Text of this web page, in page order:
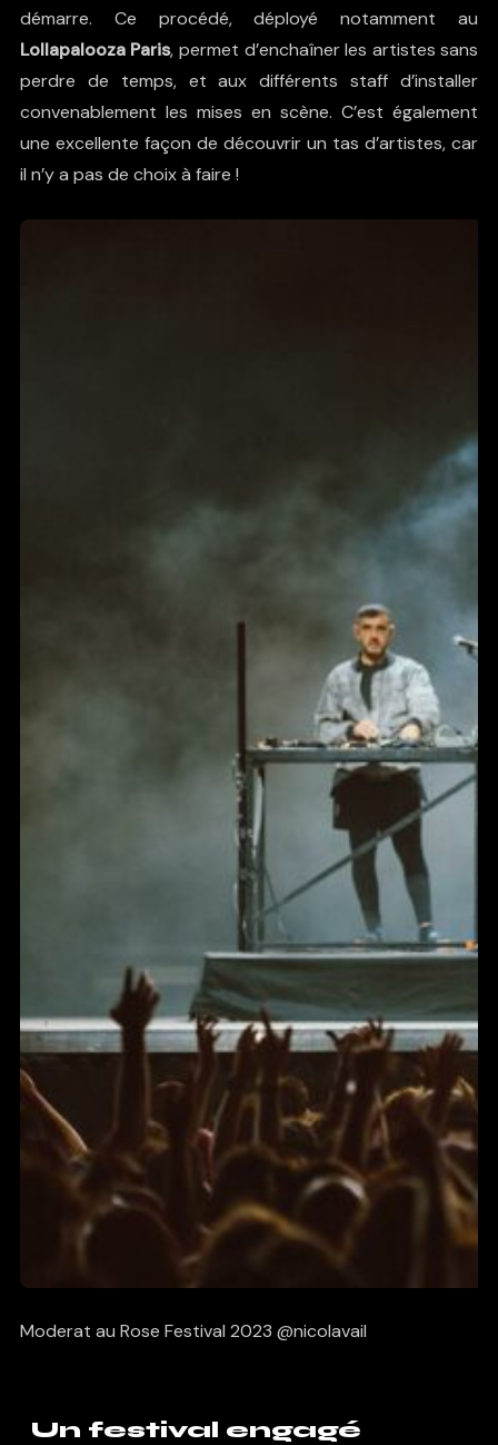
démarre. Ce procédé, déployé notamment au
Lollapalooza Paris, permet d’enchaîner les artistes sans
perdre de temps, et aux différents staff d’installer
convenablement les mises en scène. C’est également
une excellente façon de découvrir un tas d’artistes, car
il n’y a pas de choix à faire !
Moderat au Rose Festival 2023 @nicolavail
Un festival engagé